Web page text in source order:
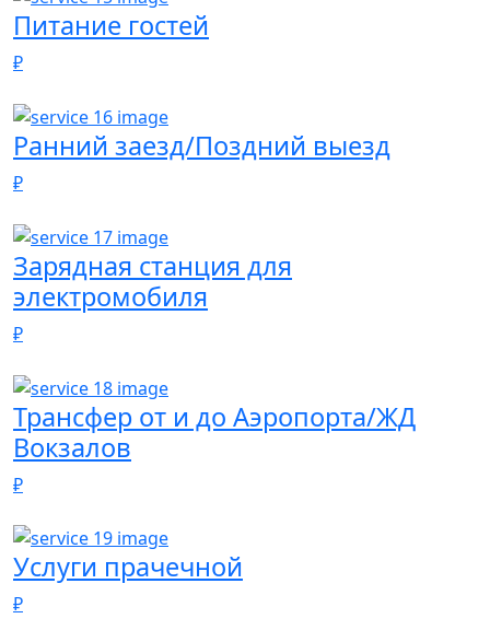
Питание гостей
₽
Ранний заезд/Поздний выезд
₽
Зарядная станция для
электромобиля
₽
Трансфер от и до Аэропорта/ЖД
Вокзалов
₽
Услуги прачечной
₽